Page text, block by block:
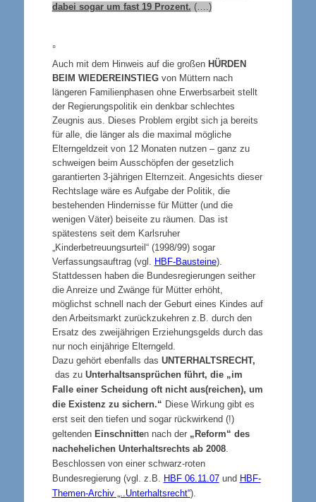
dabei sogar um fast 19 Prozent. (….)
°
Auch mit dem Hinweis auf die großen HÜRDEN
BEIM WIEDEREINSTIEG von Müttern nach
längeren Familienphasen ohne Erwerbsarbeit stellt
der Regierungspolitik ein denkbar schlechtes
Zeugnis aus. Dieses Problem ergibt sich ja bereits
für alle, die länger als die maximal mögliche
Elterngeldzeit von 12 Monaten nutzen – ganz zu
schweigen beim Ausschöpfen der gesetzlich
garantierten 3-jährigen Elternzeit. Angesichts dieser
Rechtslage wäre es Aufgabe der Politik, die
bestehenden Hindernisse für Mütter (und die
wenigen Väter) beiseite zu räumen. Das ist
spätestens seit dem Karlsruher
„Kinderbetreuungsurteil“ (1998/99) sogar
Verfassungsauftrag (vgl. HBF-Bausteine).
Stattdessen haben die Bundesregierungen seither
die Anreize und Zwänge für Mütter erhöht,
möglichst schnell nach der Geburt eines Kindes auf
den Arbeitsmarkt zurückzukehren z.B. durch den
Ersatz des zweijährigen Erziehungsgelds durch das
nur noch einjährige Elterngeld.
Dazu gehört ebenfalls das UNTERHALTSRECHT,
das zu Unterhaltsansprüchen führt, die „im
Falle einer Scheidung oft nicht aus(reichen), um
die Existenz zu sichern.“ Diese Wirkung gibt es
erst seit den tiefen und sogar rückwirkend (!)
geltenden Einschnitten nach der „Reform“ des
nachehelichen Unterhaltsrechts ab 2008.
Beschlossen von einer schwarz-roten
Bundesregierung (vgl. z.B. HBF 06.11.07und HBF-
Themen-Archiv „..Unterhaltsrecht“).